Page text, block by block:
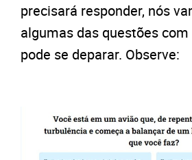
precisará responder, nós
algumas das questões
pode se deparar. Observe: